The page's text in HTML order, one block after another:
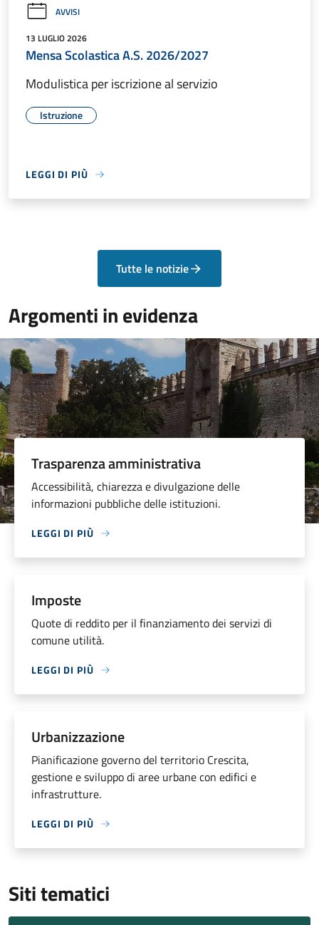
AVVISI
13 LUGLIO 2026
Mensa Scolastica A.S. 2026/2027
Modulistica per iscrizione al servizio
Istruzione
LEGGI DI PIÙ
Tutte le notizie
Argomenti in evidenza
Trasparenza amministrativa
Accessibilità, chiarezza e divulgazione delle
informazioni pubbliche delle istituzioni.
LEGGI DI PIÙ
Imposte
Quote di reddito per il finanziamento dei servizi di
comune utilità.
LEGGI DI PIÙ
Urbanizzazione
Pianificazione governo del territorio Crescita,
gestione e sviluppo di aree urbane con edifici e
infrastrutture.
LEGGI DI PIÙ
Siti tematici